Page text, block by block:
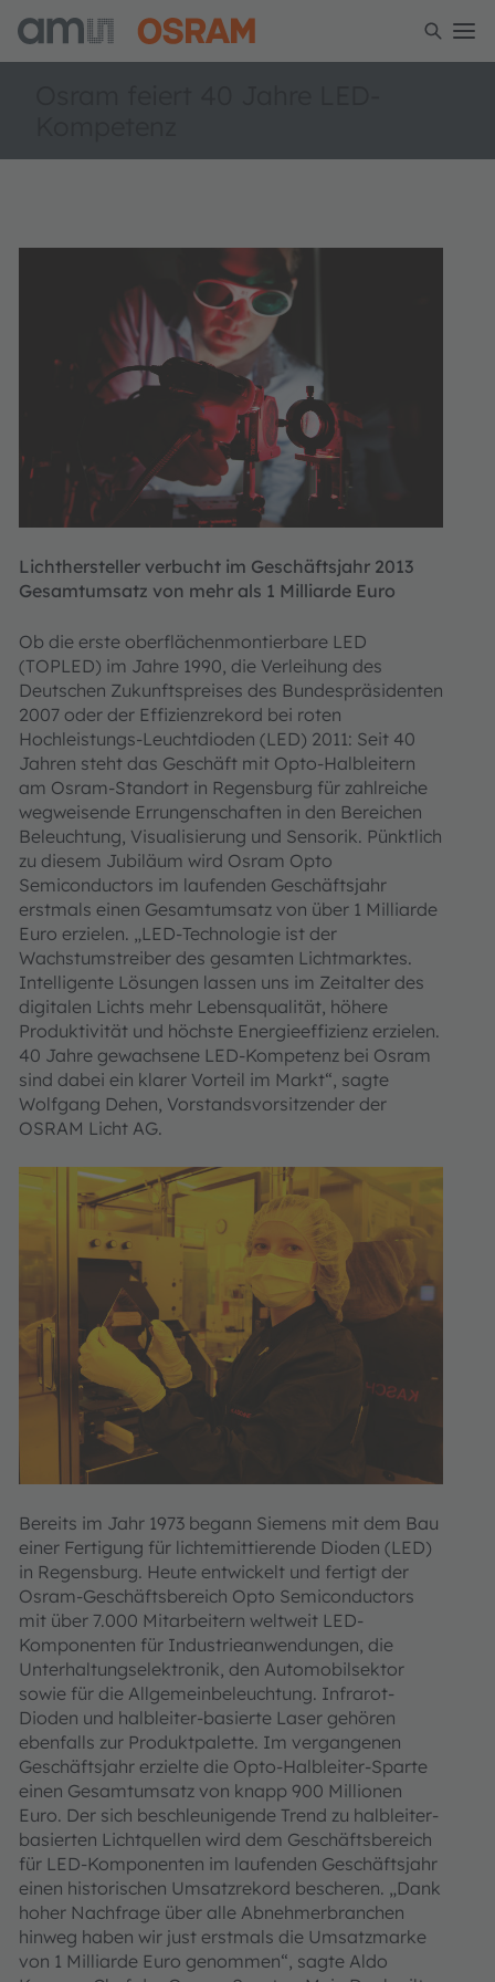
Lichthersteller verbucht im Geschäftsjahr 2013
Gesamtumsatz von mehr als 1 Milliarde Euro
Ob die erste oberflächenmontierbare LED
(TOPLED) im Jahre 1990, die Verleihung des
Deutschen Zukunftspreises des Bundespräsidenten
2007 oder der Effizienzrekord bei roten
Hochleistungs-Leuchtdioden (LED) 2011: Seit 40
Jahren steht das Geschäft mit Opto-Halbleitern
am Osram-Standort in Regensburg für zahlreiche
wegweisende Errungenschaften in den Bereichen
Beleuchtung, Visualisierung und Sensorik. Pünktlich
zu diesem Jubiläum wird Osram Opto
Semiconductors im laufenden Geschäftsjahr
erstmals einen Gesamtumsatz von über 1 Milliarde
Euro erzielen. „LED-Technologie ist der
Wachstumstreiber des gesamten Lichtmarktes.
Intelligente Lösungen lassen uns im Zeitalter des
digitalen Lichts mehr Lebensqualität, höhere
Produktivität und höchste Energieeffizienz erzielen.
40 Jahre gewachsene LED-Kompetenz bei Osram
sind dabei ein klarer Vorteil im Markt“, sagte
Wolfgang Dehen, Vorstandsvorsitzender der
OSRAM Licht AG.
Bereits im Jahr 1973 begann Siemens mit dem Bau
einer Fertigung für lichtemittierende Dioden (LED)
in Regensburg. Heute entwickelt und fertigt der
Osram-Geschäftsbereich Opto Semiconductors
mit über 7.000 Mitarbeitern weltweit LED-
Komponenten für Industrieanwendungen, die
Unterhaltungselektronik, den Automobilsektor
sowie für die Allgemeinbeleuchtung. Infrarot-
Dioden und halbleiter-basierte Laser gehören
ebenfalls zur Produktpalette. Im vergangenen
Geschäftsjahr erzielte die Opto-Halbleiter-Sparte
einen Gesamtumsatz von knapp 900 Millionen
Euro. Der sich beschleunigende Trend zu halbleiter-
basierten Lichtquellen wird dem Geschäftsbereich
für LED-Komponenten im laufenden Geschäftsjahr
einen historischen Umsatzrekord bescheren. „Dank
hoher Nachfrage über alle Abnehmerbranchen
hinweg haben wir just erstmals die Umsatzmarke
von 1 Milliarde Euro genommen“, sagte Aldo